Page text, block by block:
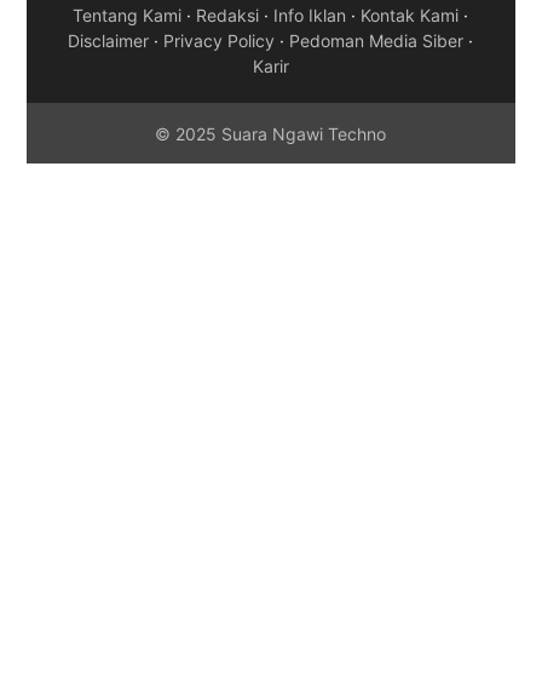
Tentang Kami · Redaksi · Info Iklan · Kontak Kami ·
Disclaimer · Privacy Policy · Pedoman Media Siber ·
Karir
© 2025 Suara Ngawi Techno